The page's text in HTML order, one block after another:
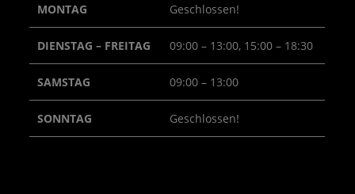
MONTAG Geschlossen!
DIENSTAG – FREITAG 09:00 – 13:00, 15:00 – 18:30
SAMSTAG 09:00 – 13:00
SONNTAG Geschlossen!